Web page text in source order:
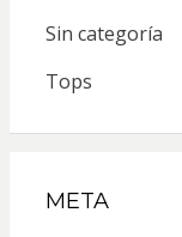
Sin categoría
Tops
META